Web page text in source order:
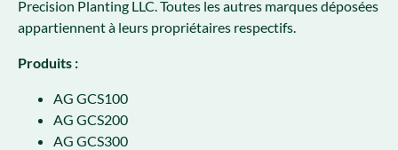
Precision Planting LLC. Toutes les autres marques déposées
appartiennent à leurs propriétaires respectifs.
Produits :
AG GCS100
AG GCS200
AG GCS300